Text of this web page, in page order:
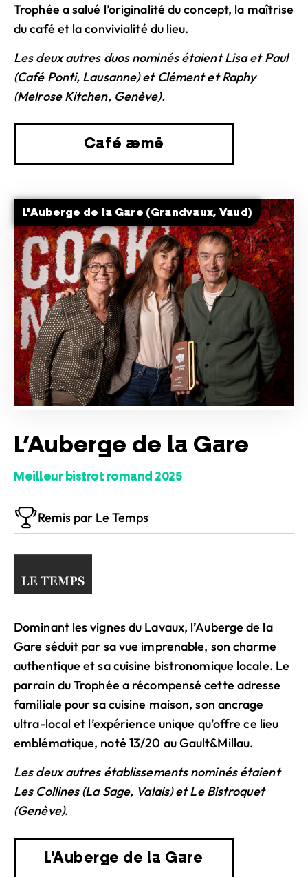
Trophée a salué l’originalité du concept, la maîtrise
du café et la convivialité du lieu.
Les deux autres duos nominés étaient Lisa et Paul
(Café Ponti, Lausanne) et Clément et Raphy
(Melrose Kitchen, Genève).
Café æmē
L'Auberge de la Gare (Grandvaux, Vaud)
L’Auberge de la Gare
Meilleur bistrot romand 2025
Remis par Le Temps
Dominant les vignes du Lavaux, l’Auberge de la
Gare séduit par sa vue imprenable, son charme
authentique et sa cuisine bistronomique locale. Le
parrain du Trophée a récompensé cette adresse
familiale pour sa cuisine maison, son ancrage
ultra-local et l’expérience unique qu’offre ce lieu
emblématique, noté 13/20 au Gault&Millau.
Les deux autres établissements nominés étaient
Les Collines (La Sage, Valais) et Le Bistroquet
(Genève).
L'Auberge de la Gare